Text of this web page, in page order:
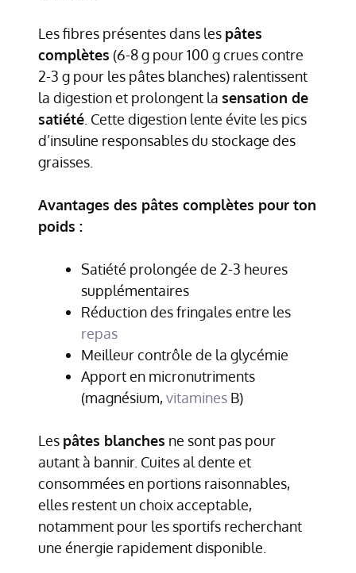
Les fibres présentes dans les pâtes
complètes (6-8 g pour 100 g crues contre
2-3 g pour les pâtes blanches) ralentissent
la digestion et prolongent la sensation de
satiété . Cette digestion lente évite les pics
d’insuline responsables du stockage des
graisses.
Avantages des pâtes complètes pour ton
poids :
Satiété prolongée de 2-3 heures
supplémentaires
Réduction des fringales entre les
repas
Meilleur contrôle de la glycémie
Apport en micronutriments
(magnésium,vitamines B)
Les pâtes blanches ne sont pas pour
autant à bannir. Cuites al dente et
consommées en portions raisonnables,
elles restent un choix acceptable,
notamment pour les sportifs recherchant
une énergie rapidement disponible.